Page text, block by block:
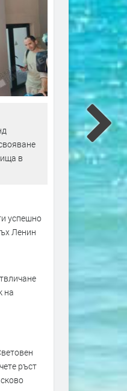
преди 1 ден
в
успешно
Ленин
на
ръст